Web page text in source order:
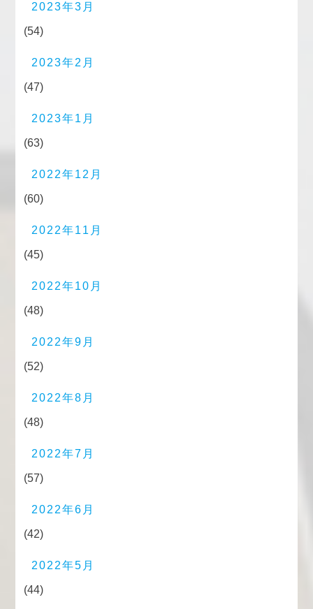
2023年3月
(54)
2023年2月
(47)
2023年1月
(63)
2022年12月
(60)
2022年11月
(45)
2022年10月
(48)
2022年9月
(52)
2022年8月
(48)
2022年7月
(57)
2022年6月
(42)
2022年5月
(44)